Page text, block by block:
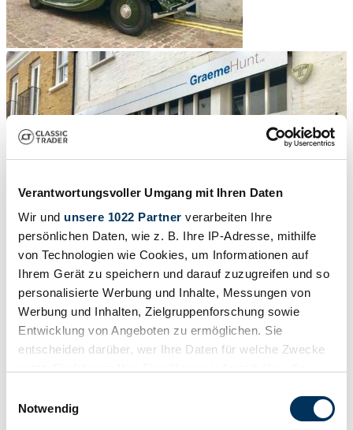
Verantwortungsvoller Umgang mit Ihren Daten
Wir und unsere 1022 Partner verarbeiten Ihre
persönlichen Daten, wie z. B. Ihre IP-Adresse, mithilfe
von Technologien wie Cookies, um Informationen auf
Ihrem Gerät zu speichern und darauf zuzugreifen und so
personalisierte Werbung und Inhalte, Messungen von
Werbung und Inhalten, Zielgruppenforschung sowie
Entwicklung von Angeboten zu ermöglichen. Sie
entscheiden darüber, wer Ihre Daten für welche Zwecke
Trigger Symbol ändern oder widerrufen
Notwendig
/48
1935 | Bentley 3 1/2 Liter
1935 Bentley 3 1/2 litre Sports Saloon Pillarless Coupe by Gurney
CHF 272'621